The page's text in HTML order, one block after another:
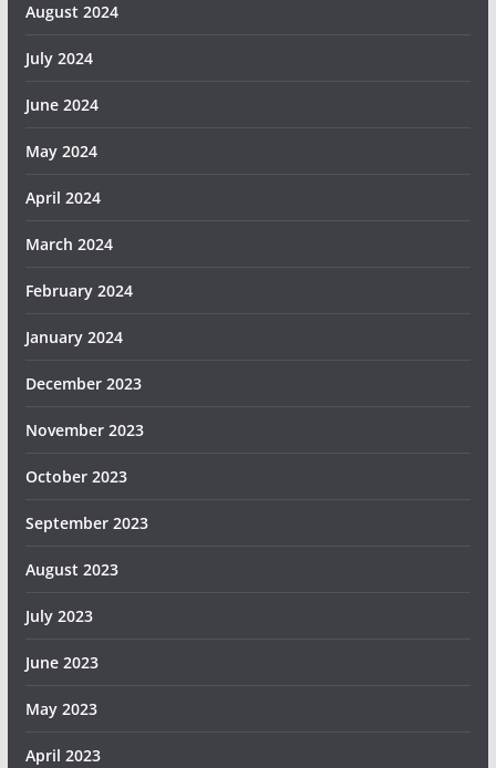
August 2024
July 2024
June 2024
May 2024
April 2024
March 2024
February 2024
January 2024
December 2023
November 2023
October 2023
September 2023
August 2023
July 2023
June 2023
May 2023
April 2023